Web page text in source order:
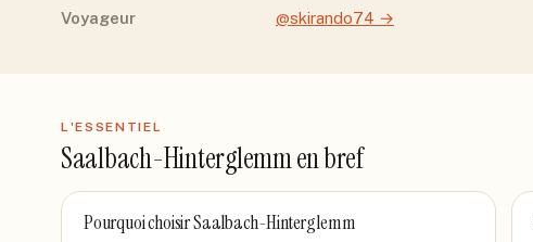
Voyageur
@skirando74 →
L'ESSENTIEL
Saalbach-Hinterglemmen bref
Pourquoi choisirSaalbach-Hinterglemm